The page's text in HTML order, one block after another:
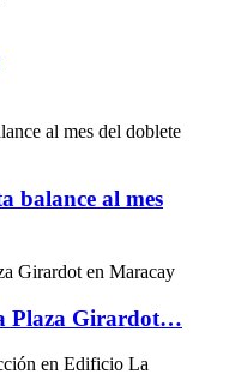
balance al mes
Plaza Girardot…